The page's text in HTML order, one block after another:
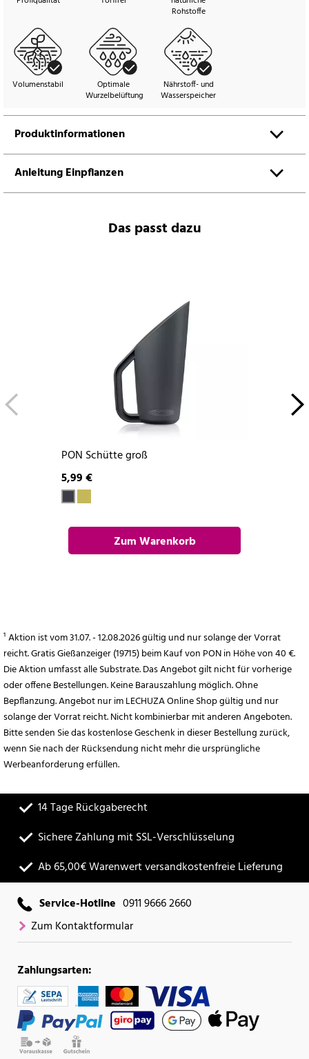
Rohstoffe
Volumenstabil
Optimale
Wurzelbelüftung
Nährstoff- und
Wasserspeicher
Produktinformationen
Anleitung Einpflanzen
Das passt dazu
PON Schütte groß
5,99 €
Zum Warenkorb
¹ Aktion ist vom 31.07. - 12.08.2026 gültig und nur solange der Vorrat
reicht. Gratis Gießanzeiger (19715) beim Kauf von PON in Höhe von 40 €.
Die Aktion umfasst alle Substrate. Das Angebot gilt nicht für vorherige
oder offene Bestellungen. Keine Barauszahlung möglich. Ohne
Bepflanzung. Angebot nur im LECHUZA Online Shop gültig und nur
solange der Vorrat reicht. Nicht kombinierbar mit anderen Angeboten.
Bitte senden Sie das kostenlose Geschenk in dieser Bestellung zurück,
wenn Sie nach der Rücksendung nicht mehr die ursprüngliche
Werbeanforderung erfüllen.
14 Tage Rückgaberecht
Sichere Zahlung mit SSL-Verschlüsselung
Ab 65,00€ Warenwert versandkostenfreie Lieferung
Service-Hotline 0911 9666 2660
Zum Kontaktformular
Zahlungsarten: